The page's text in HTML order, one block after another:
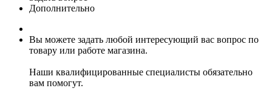
Дополнительно
Вы можете задать любой интересующий вас вопрос по
товару или работе магазина.
Наши квалифицированные специалисты обязательно
вам помогут.